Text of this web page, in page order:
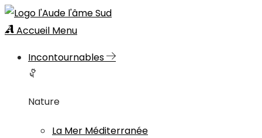
Accueil Menu
Incontournables
Nature
La Mer Méditerranée